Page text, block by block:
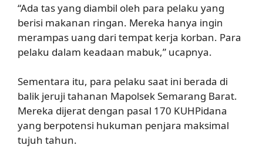
“Ada tas yang diambil oleh para pelaku yang
berisi makanan ringan. Mereka hanya ingin
merampas uang dari tempat kerja korban. Para
pelaku dalam keadaan mabuk,” ucapnya.
Sementara itu, para pelaku saat ini berada di
balik jeruji tahanan Mapolsek Semarang Barat.
Mereka dijerat dengan pasal 170 KUHPidana
yang berpotensi hukuman penjara maksimal
tujuh tahun.